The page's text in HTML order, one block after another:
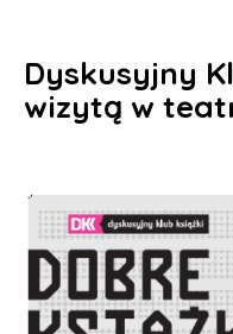
Dyskusyjny
wizytą w